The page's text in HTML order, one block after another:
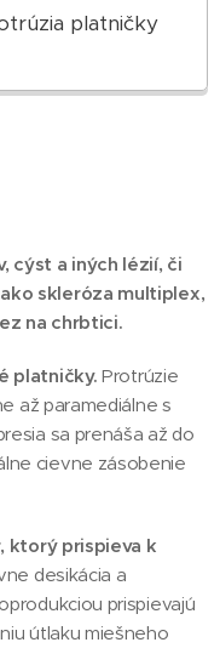
platničky
cýst a iných lézií, či
skleróza multiplex,
na chrbtici.
platničky. Protrúzie
až paramediálne s
sa prenáša až do
cievne zásobenie
ktorý prispieva k
desikácia a
prispievajú
útlaku miešneho